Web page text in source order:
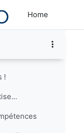
Home
!